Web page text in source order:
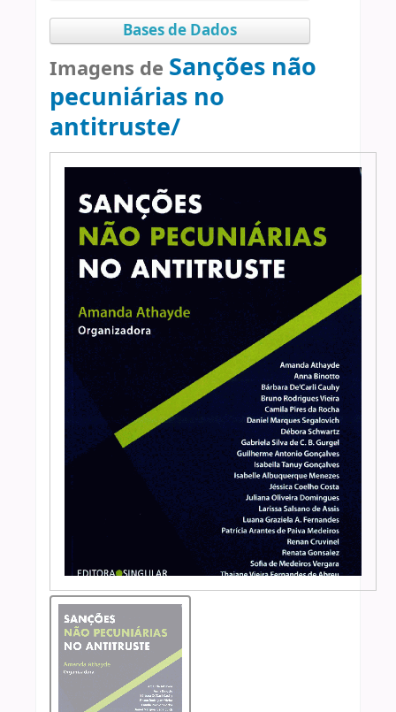
Bases de Dados
Imagens de Sanções não
pecuniárias no
antitruste/